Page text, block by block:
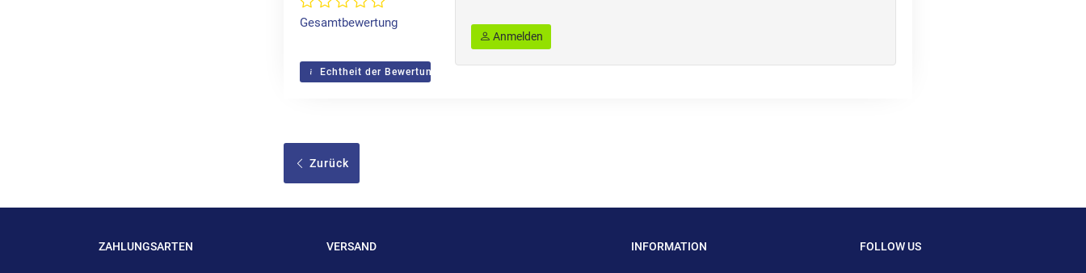
Gesamtbewertung
Echtheit der Bewertungen
Anmelden
Zurück
ZAHLUNGSARTEN VERSAND INFORMATION FOLLOW US